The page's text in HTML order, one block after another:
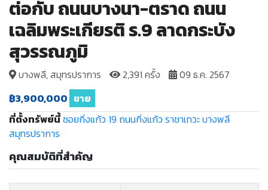
ต่อกับ ถนนบางนา-ตราด ถนน
เฉลิมพระเกียรติ ร.9 ลาดกระบัง
สุวรรณภูมิ
บางพลี, สมุทรปราการ 2,391 ครั้ง
09 ธ.ค. 2567
฿3,900,000 ขาย
ที่ตั้งทรัพย์นี้ซอยกิ่งแก้ว 19 ถนนกิ่งแก้ว ราชาเทวะบางพลี
สมุทรปราการ
คุณสมบัติที่สำคัญ